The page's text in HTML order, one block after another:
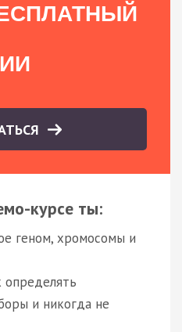
курсе ты:
геном, хромосомы и
определять
и никогда не